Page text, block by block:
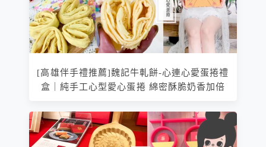
[高雄伴手禮推薦]魏記牛軋餅-心連心愛蛋捲禮
盒｜純手工心型愛心蛋捲 綿密酥脆奶香加倍